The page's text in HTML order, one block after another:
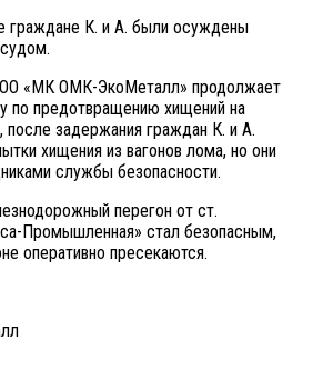
граждане К. и А. были осуждены
«МК ОМК-ЭкоМеталл» продолжает
по предотвращению хищений на
задержания граждан К. и А.
хищения из вагонов лома, но они
службы безопасности.
перегон от ст.
Промышленная» стал безопасным,
оперативно пресекаются.